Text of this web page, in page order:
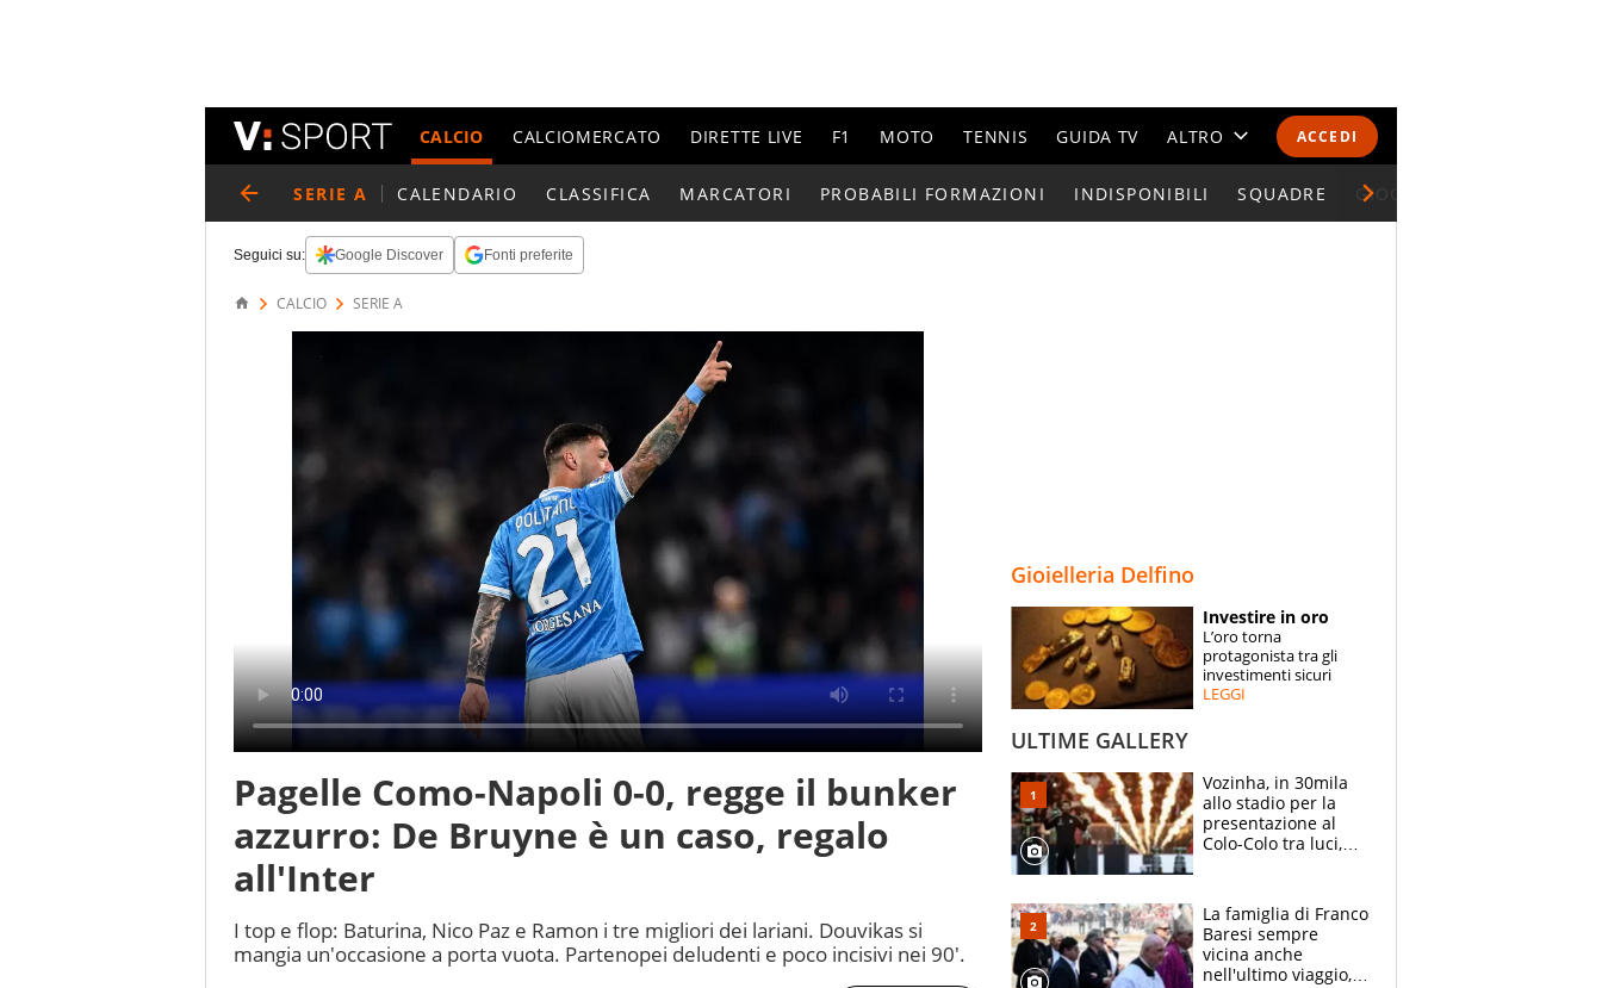
ACCEDI
CALCIO CALCIOMERCATO DIRETTE LIVE F1 MOTO TENNIS GUIDA TV ALTRO
CALENDARI E CLASSIFICHE
ESPERTI
CONTATTI
SERIE A CALENDARIO CLASSIFICA MARCATORI PROBABILI FORMAZIONI INDISPONIBILI SQUADRE GIOCATORI SERIE A
Seguici su: Google Discover Fonti preferite
CALCIO SERIE A
Pagelle Como-Napoli 0-0, regge il bunker
azzurro: De Bruyne è un caso, regalo
all'Inter
I top e flop: Baturina, Nico Paz e Ramon i tre migliori dei lariani. Douvikas si
mangia un'occasione a porta vuota. Partenopei deludenti e poco incisivi nei 90'.
Gioielleria Delfino
Investire in oro
L’oro torna
protagonista tra gli
investimenti sicuri
LEGGI
ULTIME GALLERY
Vozinha, in 30mila
allo stadio per la
presentazione al
Colo-Colo tra luci,
La famiglia di Franco
Baresi sempre
vicina anche
nell'ultimo viaggio,